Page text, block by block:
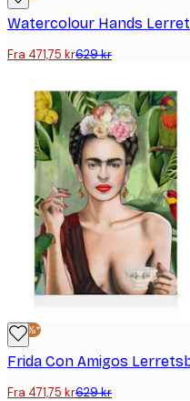
Fra 471,75 kr629 kr
-25%*
Fra 471,75 kr629 kr